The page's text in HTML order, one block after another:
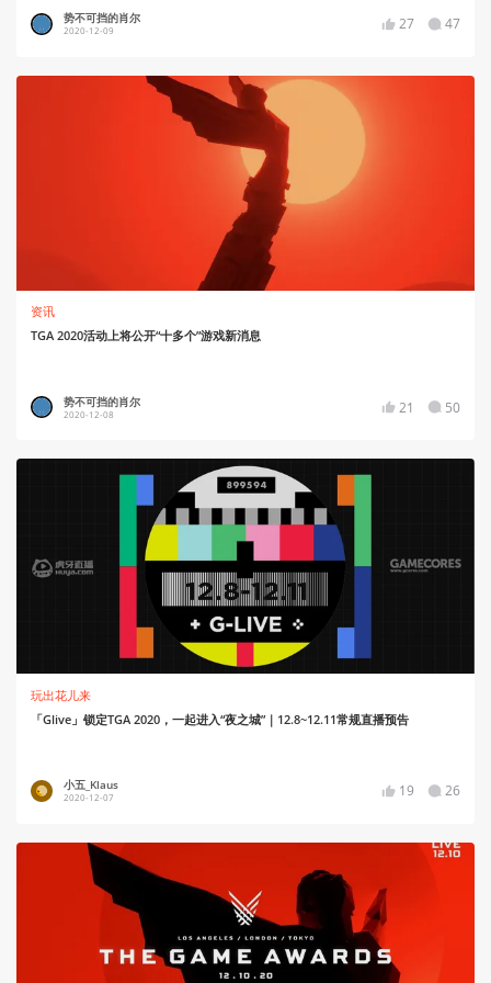
势不可挡的肖尔
2020-12-09 27 47
资讯
TGA 2020活动上将公开“十多个”游戏新消息
势不可挡的肖尔
2020-12-08 21 50
玩出花儿来
「Glive」锁定TGA 2020，一起进入“夜之城”｜12.8~12.11常规直播预告
小五_Klaus
2020-12-07 19 26